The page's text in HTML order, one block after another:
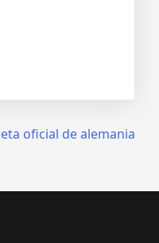
oficial de alemania